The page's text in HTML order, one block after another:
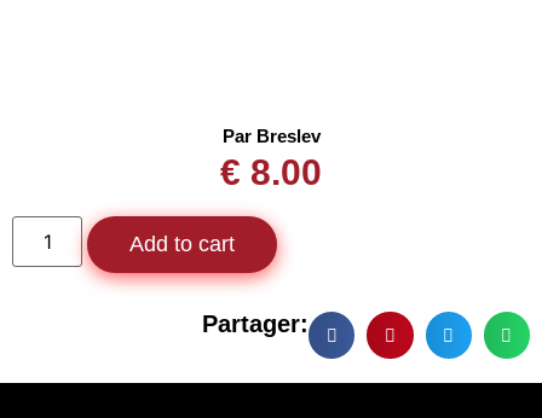
Par Breslev
€ 8.00
Add to cart
Partager: